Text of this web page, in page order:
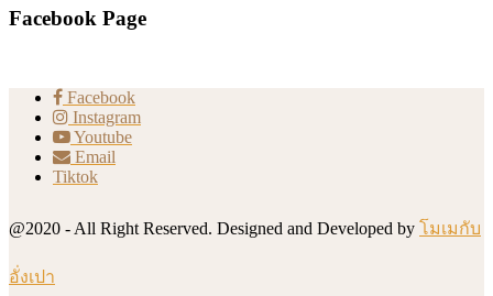
Facebook Page
Facebook
Instagram
Youtube
Email
Tiktok
@2020 - All Right Reserved. Designed and Developed by โมเมกับ
อั่งเปา